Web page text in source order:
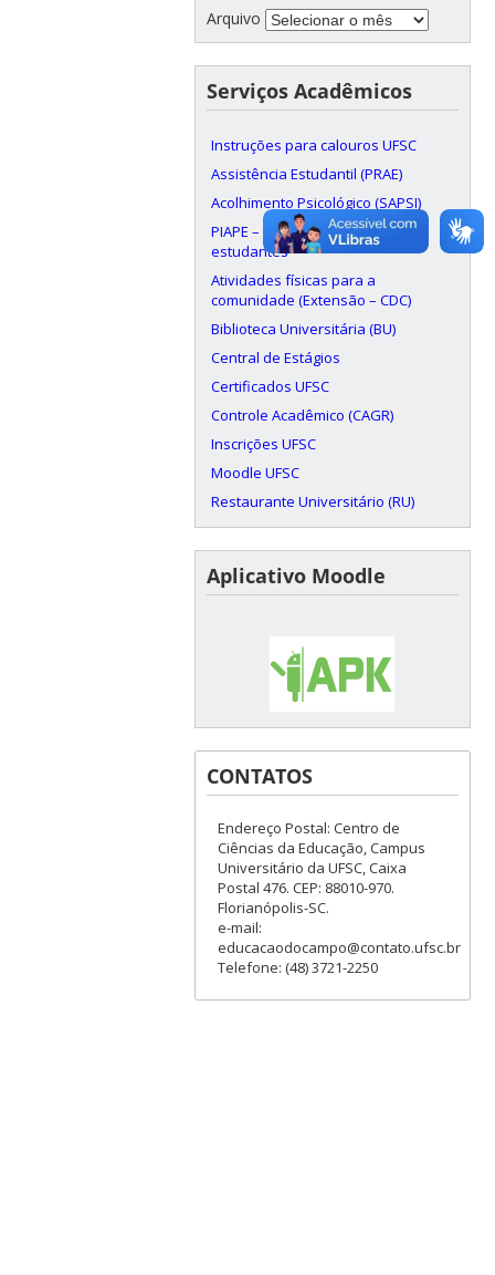
Arquivo
Serviços Acadêmicos
Instruções para calouros UFSC
Assistência Estudantil (PRAE)
Acolhimento Psicológico (SAPSI)
PIAPE – Apoio pedagógico aos
estudantes
Atividades físicas para a
comunidade (Extensão – CDC)
Biblioteca Universitária (BU)
Central de Estágios
Certificados UFSC
Controle Acadêmico (CAGR)
Inscrições UFSC
Moodle UFSC
Restaurante Universitário (RU)
Aplicativo Moodle
CONTATOS
Endereço Postal: Centro de
Ciências da Educação, Campus
Universitário da UFSC, Caixa
Postal 476. CEP: 88010-970.
Florianópolis-SC.
e-mail:
educacaodocampo@contato.ufsc.br
Telefone: (48) 3721-2250